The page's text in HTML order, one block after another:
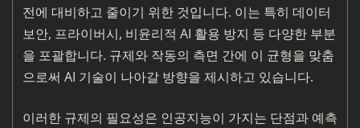
전에 대비하고 줄이기 위한 것입니다. 이는 특히 데이터
보안, 프라이버시, 비윤리적 AI 활용 방지 등 다양한 부분
을 포괄합니다. 규제와 작동의 측면 간에 이 균형을 맞춤
으로써 AI 기술이 나아갈 방향을 제시하고 있습니다.
이러한 규제의 필요성은 인공지능이 가지는 단점과 예측